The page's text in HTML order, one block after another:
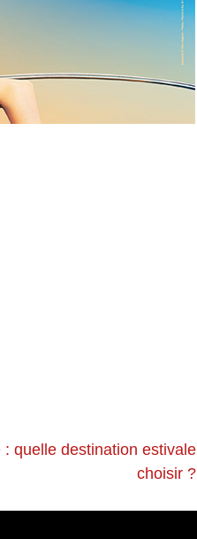
quelle destination estivale
choisir ?